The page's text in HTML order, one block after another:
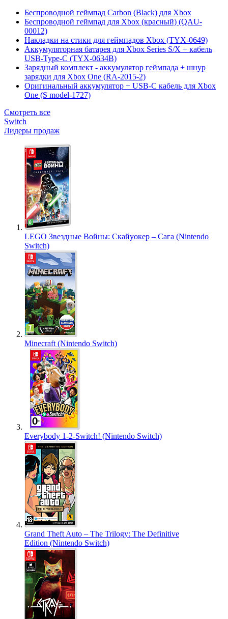
Беспроводной геймпад Carbon (Black) для Xbox
Беспроводной геймпад для Xbox (красный) (QAU-
00012)
Накладки на стики для геймпадов Xbox (TYX-0649)
Аккумуляторная батарея для Xbox Series S/X + кабель
USB-Type-C (TYX-0634B)
Зарядный комплект - аккумулятор геймпада + шнур
зарядки для Xbox One (RA-2015-2)
Оригинальный аккумулятор + USB-C кабель для Xbox
One (S model-1727)
Смотреть все
Switch
Лидеры продаж
LEGO Звездные Войны: Скайуокер – Сага (Nintendo
Switch)
Minecraft (Nintendo Switch)
Everybody 1-2-Switch! (Nintendo Switch)
Grand Theft Auto – The Trilogy: The Definitive
Edition (Nintendo Switch)